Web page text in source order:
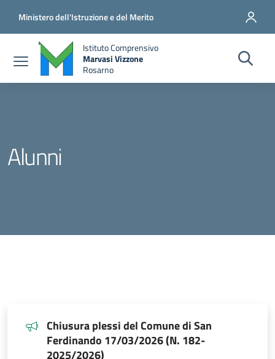
Ministero dell'Istruzione e del Merito
Istituto Comprensivo
Marvasi Vizzone
Rosarno
Alunni
Chiusura plessi del Comune di San
Ferdinando 17/03/2026 (N. 182-
2025/2026)